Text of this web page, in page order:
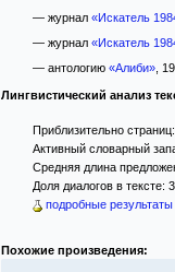
— журнал «Искатель
— журнал «Искатель
— антологию «Алиби»,
Лингвистический анализ
Приблизительно
Активный словарный
Средняя длина
Доля диалогов в тексте:
подробные результаты
Похожие произведения: